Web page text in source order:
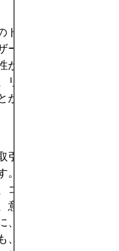
ークンでも同様に
ーは身元を明かすこ
が向上します。資金
リンクされていない
できます。
引の機密性を高める
。ユーザーは、ブラ
コーディングが不十
意図せずマネーロン
、ミキサーは規制当
、このようなサービ